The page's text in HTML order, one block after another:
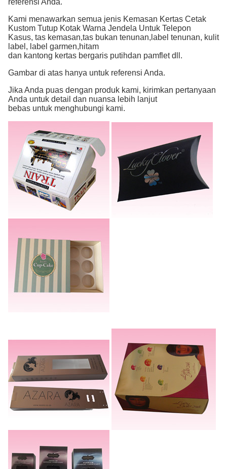
referensi Anda.
Kami menawarkan semua jenis Kemasan Kertas Cetak
Kustom Tutup Kotak Warna Jendela Untuk Telepon
Kasus, tas kemasan,tas bukan tenunan, label tenunan, kulit
label, label garmen,hitam
dan kantong kertas bergaris putihdan pamflet dll.
Gambar di atas hanya untuk referensi Anda.
Jika Anda puas dengan produk kami, kirimkan pertanyaan
Anda untuk detail dan nuansa lebih lanjut
bebas untuk menghubungi kami.